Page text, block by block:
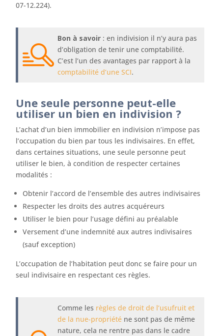
07-12.224).
Bon à savoir : en indivision il n’y aura pas
d’obligation de tenir une comptabilité.
C’est l’un des avantages par rapport à la
comptabilité d’une SCI.
Une seule personne peut-elle
utiliser un bien en indivision ?
L’achat d’un bien immobilier en indivision n’impose pas
l’occupation du bien par tous les indivisaires. En effet,
dans certaines situations, une seule personne peut
utiliser le bien, à condition de respecter certaines
modalités :
Obtenir l’accord de l’ensemble des autres indivisaires
Respecter les droits des autres acquéreurs
Utiliser le bien pour l’usage défini au préalable
Versement d’une indemnité aux autres indivisaires
(sauf exception)
L’occupation de l’habitation peut donc se faire pour un
seul indivisaire en respectant ces règles.
Comme les règles de droit de l’usufruit et
de la nue-propriété ne sont pas de même
nature, cela ne rentre pas dans le cadre